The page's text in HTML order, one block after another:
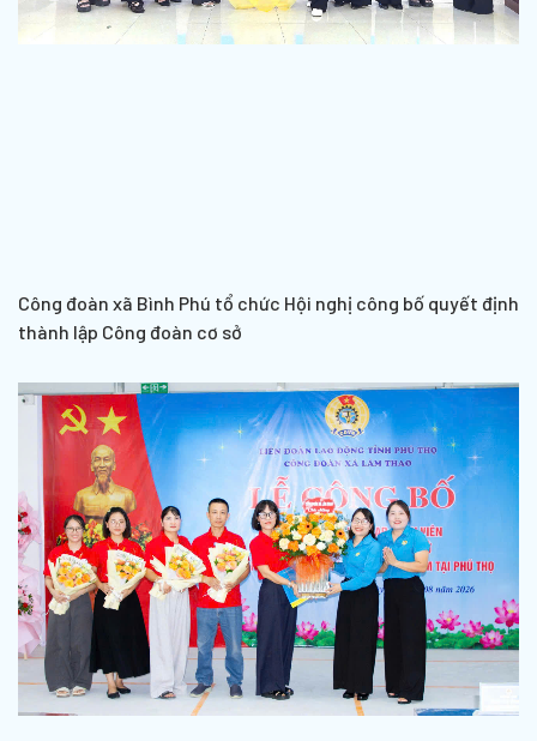
Công đoàn xã Bình Phú tổ chức Hội nghị công bố quyết định
thành lập Công đoàn cơ sở